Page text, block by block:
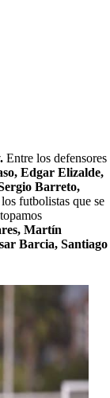
Entre los defensores
Edgar Elizalde,
Barreto,
futbolistas que se
Martín
Barcia, Santiago